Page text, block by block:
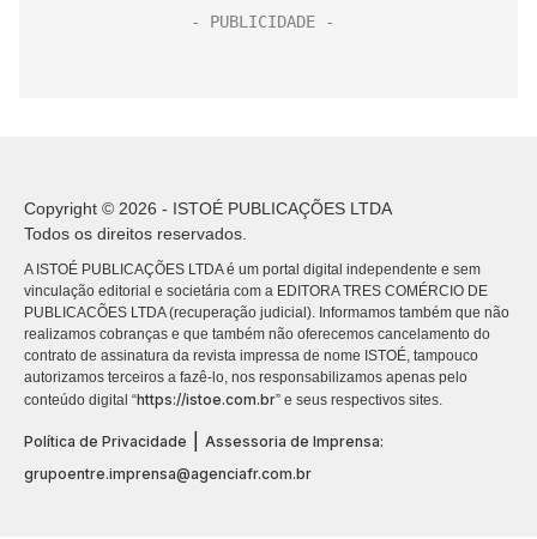
Copyright © 2026 - ISTOÉ PUBLICAÇÕES LTDA
Todos os direitos reservados.
A ISTOÉ PUBLICAÇÕES LTDA é um portal digital independente e sem
vinculação editorial e societária com a EDITORA TRES COMÉRCIO DE
PUBLICACÕES LTDA (recuperação judicial). Informamos também que não
realizamos cobranças e que também não oferecemos cancelamento do
contrato de assinatura da revista impressa de nome ISTOÉ, tampouco
autorizamos terceiros a fazê-lo, nos responsabilizamos apenas pelo
conteúdo digital “https://istoe.com.br” e seus respectivos sites.
Política de Privacidade
Assessoria de Imprensa:
grupoentre.imprensa@agenciafr.com.br